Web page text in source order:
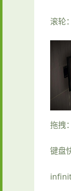
滚轮
拖拽
键盘